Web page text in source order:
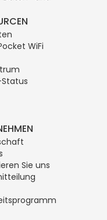
WiFi
Sie uns